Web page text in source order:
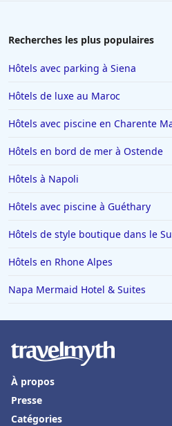
Recherches les plus populaires
Hôtels avec parking à Siena
Hôtels de luxe au Maroc
Hôtels avec piscine en Charente
Hôtels en bord de mer à Ostende
Hôtels à Napoli
Hôtels avec piscine à Guéthary
Hôtels de style boutique dans le
Hôtels en Rhone Alpes
Napa Mermaid Hotel & Suites
À propos
Presse
Catégories